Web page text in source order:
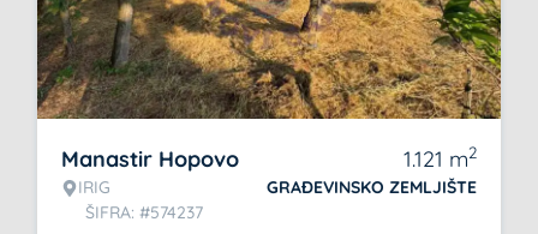
Manastir Hopovo
IRIG
ŠIFRA: #574237
1.121 m2
GRAĐEVINSKO ZEMLJIŠTE